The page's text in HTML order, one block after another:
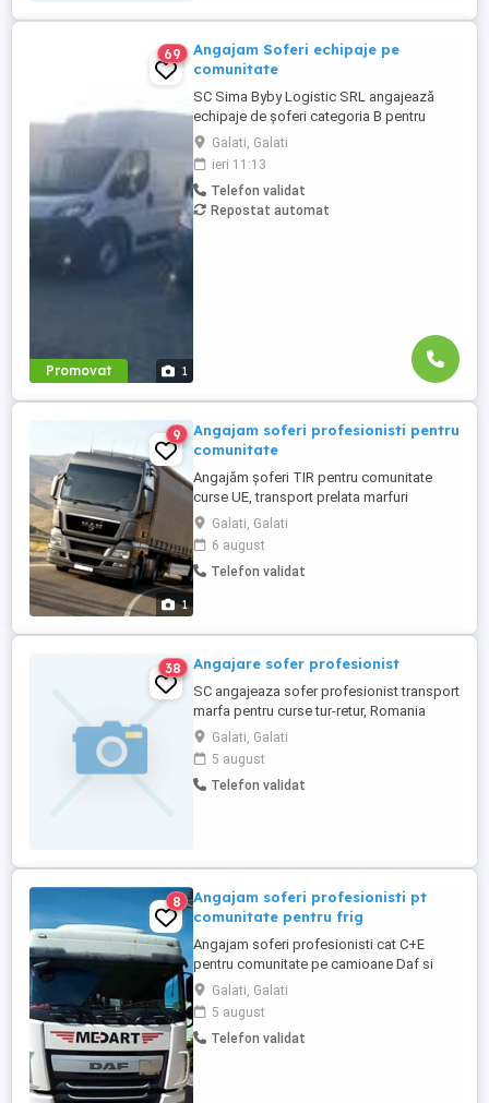
INTERNET PERIOADA ...
Promovat 1
69
Angajam Soferi echipaje pe
comunitate
SC Sima Byby Logistic SRL angajează
echipaje de șoferi categoria B pentru
transport internațional (comunitate)!
Căutăm echipaje formate din 2 șoferi,
posesori ai permisului categoria B, pentru
transport internațional de marfă. Oferim:
Salariu între 1.800 și 2.200 Program: 2 luni
Galati, Galati
ieri 11:13
Telefon validat
Repostat automat
1
9
Angajam soferi profesionisti pentru
comunitate
Angajăm șoferi TIR pentru comunitate
curse UE, transport prelata marfuri
generale. Firma Nicomas Trans Company,
cu sediul în Galați, angajează șoferi
profesioniști categoria CE pentru
transport internațional pe comunitate. Se
Galati, Galati
6 august
Telefon validat
38 Angajare sofer profesionist
SC angajeaza sofer profesionist transport
marfa pentru curse tur-retur, Romania
(Galati)-Olanda, aproximativ 2 curse pe
luna. Acordam aceeasi diurna pe toata
durata deplasarii+salariu in tara.
Galati, Galati
5 august
Telefon validat
8
Angajam soferi profesionisti pt
comunitate pentru frig
Angajam soferi profesionisti cat C+E
pentru comunitate pe camioane Daf si
Mercedes noi sau aproape noi cu aparate
de taxare automate,se lucreaza pe frig,in
toata Europa. avem mai multe
departamente si salarii diferite in functie
Galati, Galati
5 august
Telefon validat